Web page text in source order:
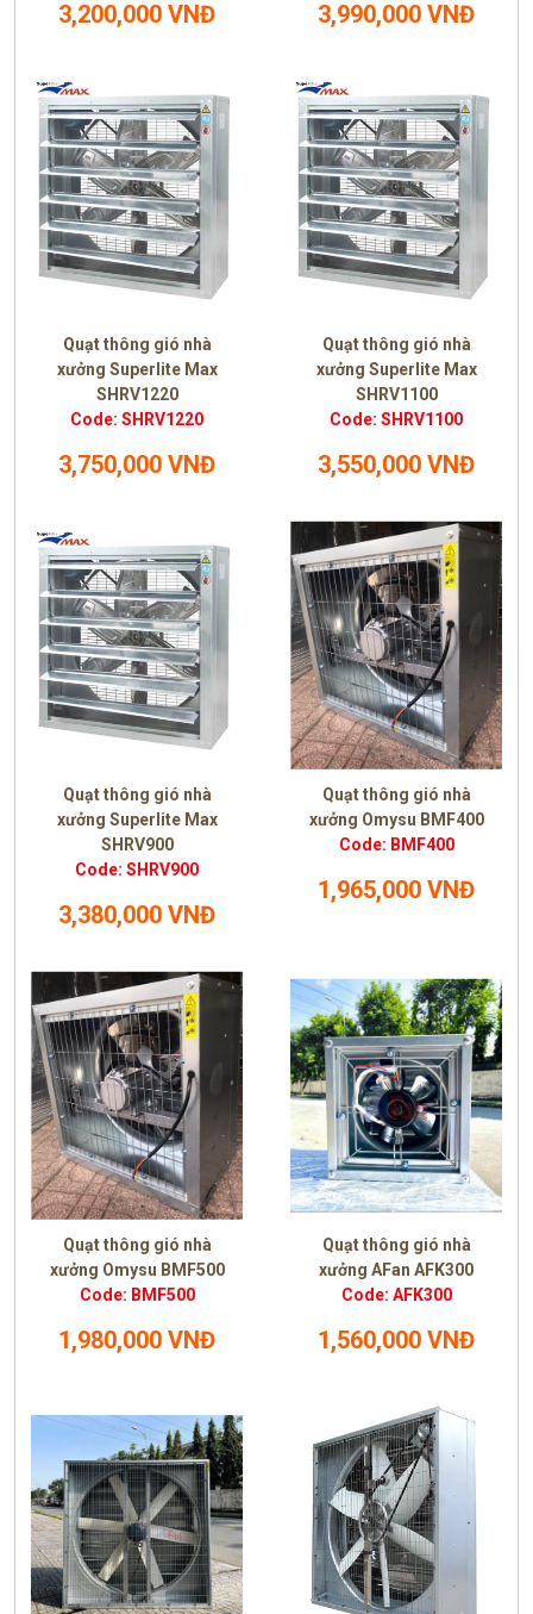
3,200,000 VNĐ 3,990,000 VNĐ
Quạt thông gió nhà
xưởng Superlite Max
SHRV1220
Code: SHRV1220
3,750,000 VNĐ
Quạt thông gió nhà
xưởng Superlite Max
SHRV1100
Code: SHRV1100
3,550,000 VNĐ
Quạt thông gió nhà
xưởng Superlite Max
SHRV900
Code: SHRV900
3,380,000 VNĐ
Quạt thông gió nhà
xưởng Omysu BMF400
Code: BMF400
1,965,000 VNĐ
Quạt thông gió nhà
xưởng Omysu BMF500
Code: BMF500
1,980,000 VNĐ
Quạt thông gió nhà
xưởng AFan AFK300
Code: AFK300
1,560,000 VNĐ